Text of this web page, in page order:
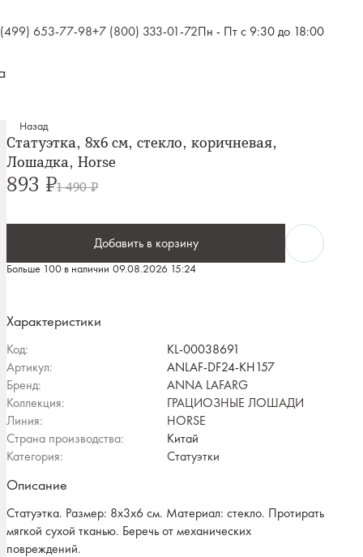
653-77-98+7 (800) 333-01-72Пн - Пт с 9:30 до 18:00
Назад
Статуэтка, 8х6 см, стекло, коричневая,
Лошадка, Horse
893 ₽1 490 ₽
Больше 100 в наличии 09.08.2026 15:24
Добавить в корзину
Характеристики
Код:
KL-00038691
Артикул:
ANLAF-DF24-KH157
Бренд:
ANNA LAFARG
Коллекция:
ГРАЦИОЗНЫЕ ЛОШАДИ
Линия:
HORSE
Страна производства:
Китай
Категория:
Статуэтки
Описание
Статуэтка. Размер: 8х3х6 см. Материал: стекло. Протирать
мягкой сухой тканью. Беречь от механических
повреждений.